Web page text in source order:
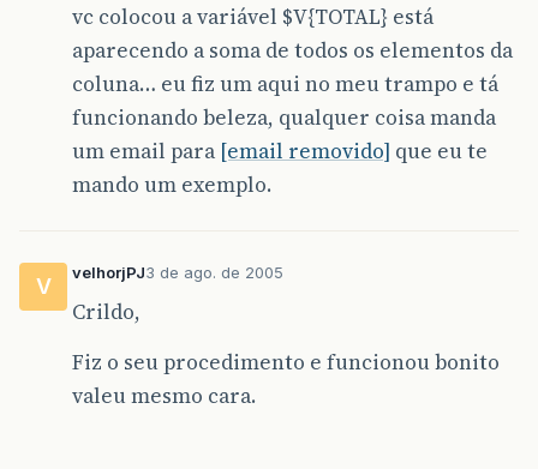
vc colocou a variável $V{TOTAL} está
aparecendo a soma de todos os elementos da
coluna… eu fiz um aqui no meu trampo e tá
funcionando beleza, qualquer coisa manda
um email para [email removido] que eu te
mando um exemplo.
V
velhorjPJ3 de ago. de 2005
Crildo,
Fiz o seu procedimento e funcionou bonito
valeu mesmo cara.